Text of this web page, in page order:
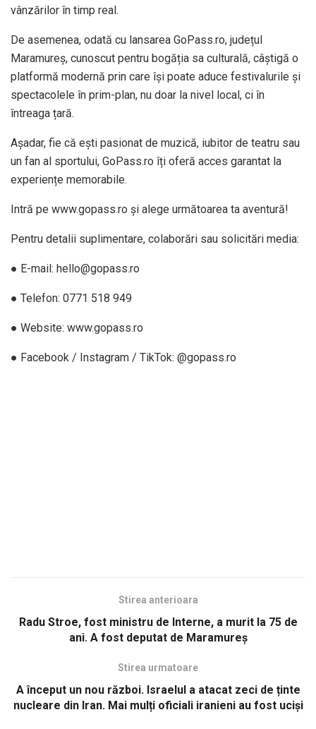
vânzărilor în timp real.
De asemenea, odată cu lansarea GoPass.ro, județul
Maramureș, cunoscut pentru bogăția sa culturală, câștigă o
platformă modernă prin care își poate aduce festivalurile și
spectacolele în prim-plan, nu doar la nivel local, ci în
întreaga țară.
Așadar, fie că ești pasionat de muzică, iubitor de teatru sau
un fan al sportului, GoPass.ro îți oferă acces garantat la
experiențe memorabile.
Intră pe www.gopass.ro și alege următoarea ta aventură!
Pentru detalii suplimentare, colaborări sau solicitări media:
● E-mail: hello@gopass.ro
● Telefon: 0771 518 949
● Website: www.gopass.ro
● Facebook / Instagram / TikTok: @gopass.ro
Stirea anterioara
Radu Stroe, fost ministru de Interne, a murit la 75 de
ani. A fost deputat de Maramureş
Stirea urmatoare
A început un nou război. Israelul a atacat zeci de ținte
nucleare din Iran. Mai mulți oficiali iranieni au fost uciși